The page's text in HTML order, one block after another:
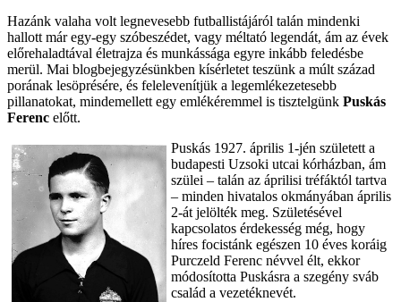
Hazánk valaha volt legnevesebb futballistájáról talán mindenki
hallott már egy-egy szóbeszédet, vagy méltató legendát, ám az évek
előrehaladtával életrajza és munkássága egyre inkább feledésbe
merül. Mai blogbejegyzésünkben kísérletet teszünk a múlt század
porának lesöprésére, és felelevenítjük a legemlékezetesebb
pillanatokat, mindemellett egy emlékéremmel is tisztelgünk Puskás
Ferenc előtt.
Puskás 1927. április 1-jén született a
budapesti Uzsoki utcai kórházban, ám
szülei – talán az áprilisi tréfáktól tartva
– minden hivatalos okmányában április
2-át jelölték meg. Születésével
kapcsolatos érdekesség még, hogy
híres focistánk egészen 10 éves koráig
Purczeld Ferenc névvel élt, ekkor
módosította Puskásra a szegény sváb
család a vezetéknevét.